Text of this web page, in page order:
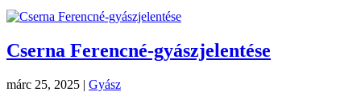
Cserna Ferencné-gyászjelentése
márc 25, 2025 | Gyász